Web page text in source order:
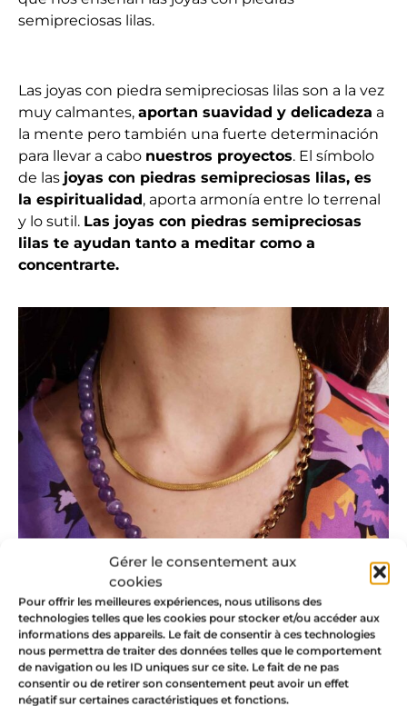
Gérer le consentement aux
cookies
Pour offrir les meilleures expériences, nous utilisons des
technologies telles que les cookies pour stocker et/ou accéder aux
informations des appareils. Le fait de consentir à ces technologies
nous permettra de traiter des données telles que le comportement
de navigation ou les ID uniques sur ce site. Le fait de ne pas
consentir ou de retirer son consentement peut avoir un effet
négatif sur certaines caractéristiques et fonctions.
semipreciosas lilas.
Las joyas con piedra semipreciosas lilas son a la vez
muy calmantes, aportan suavidad y delicadeza a
la mente pero también una fuerte determinación
para llevar a cabo nuestros proyectos. El símbolo
de las joyas con piedras semipreciosas lilas, es
la espiritualidad, aporta armonía entre lo terrenal
y lo sutil. Las joyas con piedras semipreciosas
lilas te ayudan tanto a meditar como a
concentrarte.